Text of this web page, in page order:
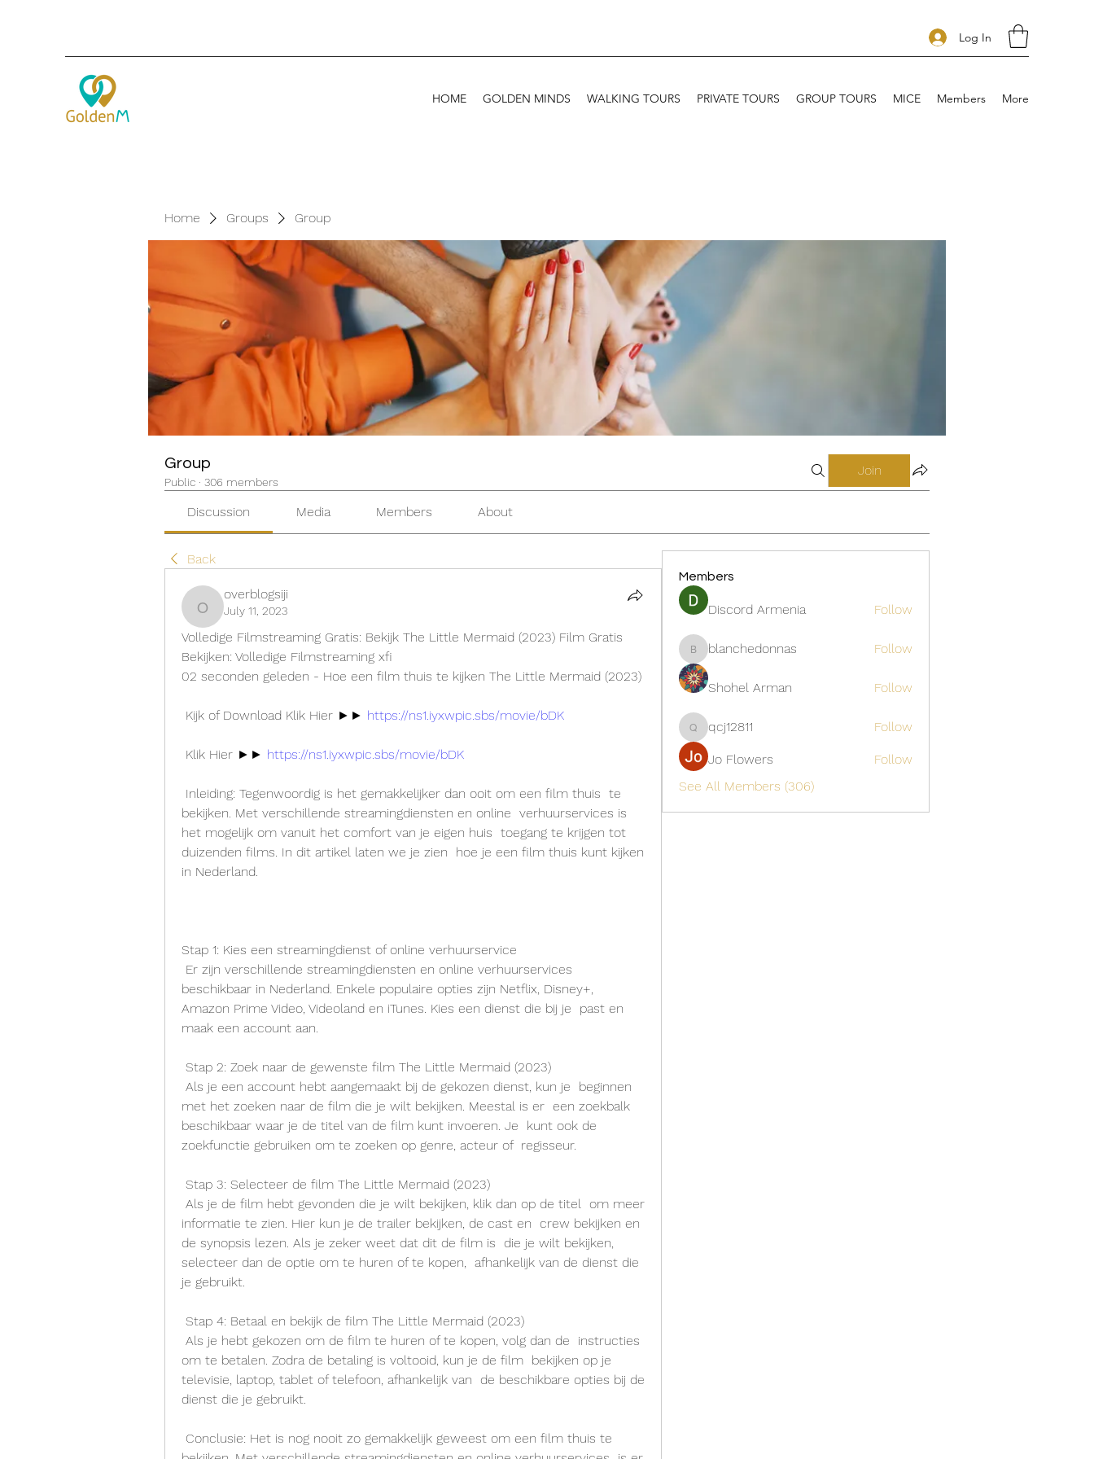
Log In
HOME GOLDEN MINDS WALKING TOURS PRIVATE TOURS GROUP TOURS MICE Members More
Home Groups Group
Group
Public · 306 members
Join
Discussion Media Members About
Back
overblogsiji
overblogsiji
July 11, 2023
Volledige Filmstreaming Gratis: Bekijk The Little Mermaid (2023) Film Gratis
Bekijken: Volledige Filmstreaming xfi
02 seconden geleden - Hoe een film thuis te kijken The Little Mermaid (2023)
Kijk of Download Klik Hier ►► https://ns1.iyxwpic.sbs/movie/bDK
Klik Hier ►► https://ns1.iyxwpic.sbs/movie/bDK
bekijken. Met verschillende streamingdiensten en online  verhuurservices is
het mogelijk om vanuit het comfort van je eigen huis  toegang te krijgen tot
duizenden films. In dit artikel laten we je zien  hoe je een film thuis kunt kijken
in Nederland.
Stap 1: Kies een streamingdienst of online verhuurservice
beschikbaar in Nederland. Enkele populaire opties zijn Netflix, Disney+,
Amazon Prime Video, Videoland en iTunes. Kies een dienst die bij je  past en
maak een account aan.
Stap 2: Zoek naar de gewenste film The Little Mermaid (2023)
met het zoeken naar de film die je wilt bekijken. Meestal is er  een zoekbalk
beschikbaar waar je de titel van de film kunt invoeren. Je  kunt ook de
zoekfunctie gebruiken om te zoeken op genre, acteur of  regisseur.
Stap 3: Selecteer de film The Little Mermaid (2023)
informatie te zien. Hier kun je de trailer bekijken, de cast en  crew bekijken en
de synopsis lezen. Als je zeker weet dat dit de film is  die je wilt bekijken,
selecteer dan de optie om te huren of te kopen,  afhankelijk van de dienst die
je gebruikt.
Stap 4: Betaal en bekijk de film The Little Mermaid (2023)
om te betalen. Zodra de betaling is voltooid, kun je de film  bekijken op je
televisie, laptop, tablet of telefoon, afhankelijk van  de beschikbare opties bij de
dienst die je gebruikt.
Members
Discord Armenia Follow
blanchedonnas
blanchedonnas Follow
Shohel Arman Follow
qcj12811
qcj12811 Follow
Jo Flowers
Follow
See All Members (306)